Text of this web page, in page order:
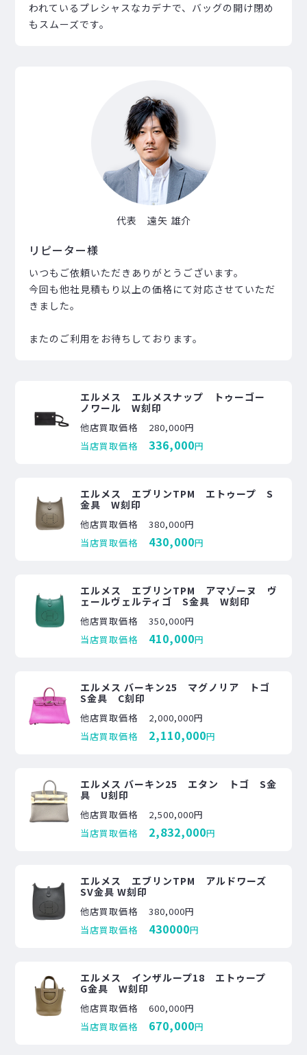
われているプレシャスなカデナで、バッグの開け閉め
もスムーズです。
代表 遠矢 雄介
リピーター様
いつもご依頼いただきありがとうございます。
今回も他社見積もり以上の価格にて対応させていただ
きました。
またのご利用をお待ちしております。
エルメス エルメスナップ トゥーゴー
ノワール W刻印
他店買取価格
280,000円
当店買取価格
336,000円
エルメス エブリンTPM エトゥープ S
金具 W刻印
他店買取価格
380,000円
当店買取価格
430,000円
エルメス エブリンTPM アマゾーヌ ヴ
ェールヴェルティゴ S金具 W刻印
他店買取価格
350,000円
当店買取価格
410,000円
エルメス バーキン25 マグノリア トゴ
S金具 C刻印
他店買取価格
2,000,000円
当店買取価格
2,110,000円
エルメス バーキン25 エタン トゴ S金
具 U刻印
他店買取価格
2,500,000円
当店買取価格
2,832,000円
エルメス エブリンTPM アルドワーズ
SV金具 W刻印
他店買取価格
380,000円
当店買取価格
430000円
エルメス インザループ18 エトゥープ
G金具 W刻印
他店買取価格
600,000円
当店買取価格
670,000円